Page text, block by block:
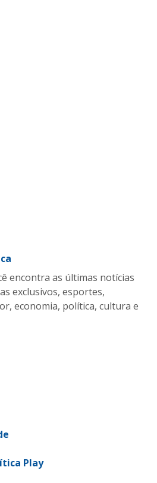
encontra as últimas notícias
exclusivos, esportes,
economia, política, cultura e
Play